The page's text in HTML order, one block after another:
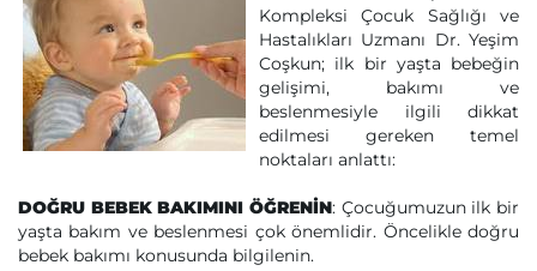
Kompleksi Çocuk Sağlığı ve
Hastalıkları Uzmanı Dr. Yeşim
Coşkun; ilk bir yaşta bebeğin
gelişimi, bakımı ve
beslenmesiyle ilgili dikkat
edilmesi gereken temel
noktaları anlattı:
DOĞRU BEBEK BAKIMINI ÖĞRENİN: Çocuğumuzun ilk bir
yaşta bakım ve beslenmesi çok önemlidir. Öncelikle doğru
bebek bakımı konusunda bilgilenin.